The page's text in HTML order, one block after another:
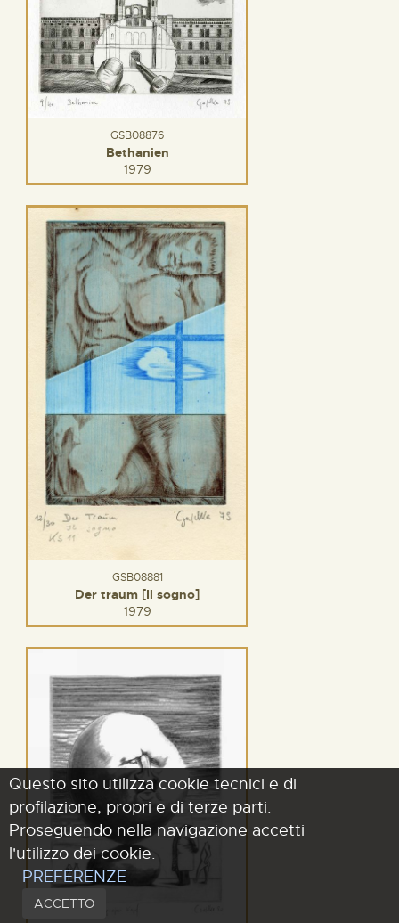
GSB08876
Bethanien
1979
GSB08881
Der traum [Il sogno]
1979
Questo sito utilizza cookie tecnici e di
profilazione, propri e di terze parti.
Proseguendo nella navigazione accetti
l'utilizzo dei cookie.
PREFERENZE
ACCETTO